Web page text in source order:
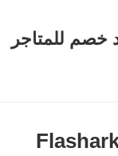
خصم للمتاجر